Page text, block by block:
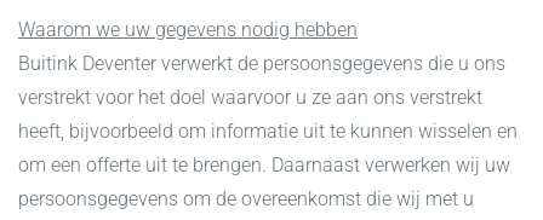
Waarom we uw gegevens nodig hebben
Buitink Deventer verwerkt de persoonsgegevens die u ons
verstrekt voor het doel waarvoor u ze aan ons verstrekt
heeft, bijvoorbeeld om informatie uit te kunnen wisselen en
om een offerte uit te brengen. Daarnaast verwerken wij uw
persoonsgegevens om de overeenkomst die wij met u